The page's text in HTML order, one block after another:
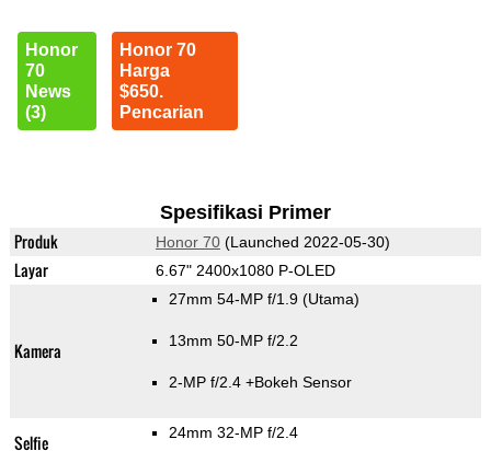
Honor
70
News
(3)
Honor 70
Harga
$650.
Pencarian
Spesifikasi Primer
Produk Honor 70(Launched 2022-05-30)
Layar 6.67" 2400x1080 P-OLED
Kamera
27mm 54-MP f/1.9 (Utama)
13mm 50-MP f/2.2
2-MP f/2.4 +Bokeh Sensor
Selfie 24mm 32-MP f/2.4